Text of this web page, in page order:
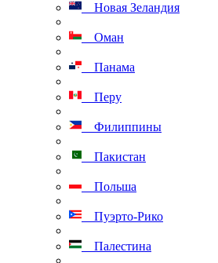
Новая Зеландия
Оман
Панама
Перу
Филиппины
Пакистан
Польша
Пуэрто-Рико
Палестина